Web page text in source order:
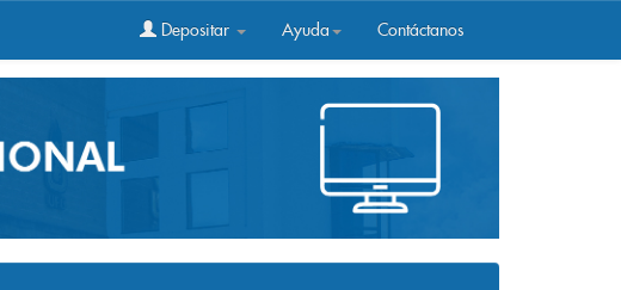
Depositar Ayuda Contáctanos